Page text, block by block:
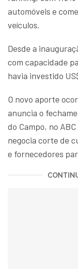
automóveis e
veículos.
Desde a
com capacidade
havia investido
O novo aporte
anuncia o
do Campo, no
negocia corte de
e fornecedores